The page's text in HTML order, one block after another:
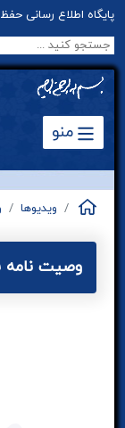
پایگاه اطلاع رسانی
منو
ویدیوها
وصیت